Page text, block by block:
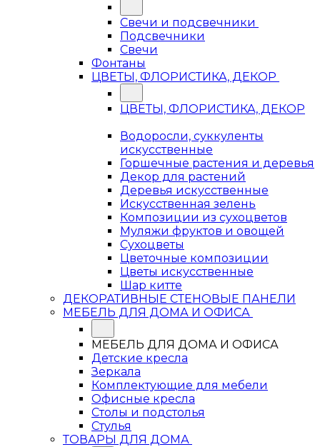
Свечи и подсвечники
Подсвечники
Свечи
Фонтаны
ЦВЕТЫ, ФЛОРИСТИКА, ДЕКОР
ЦВЕТЫ, ФЛОРИСТИКА, ДЕКОР
Водоросли, суккуленты
искусственные
Горшечные растения и деревья
Декор для растений
Деревья искусственные
Искусственная зелень
Композиции из сухоцветов
Муляжи фруктов и овощей
Сухоцветы
Цветочные композиции
Цветы искусственные
Шар китте
ДЕКОРАТИВНЫЕ СТЕНОВЫЕ ПАНЕЛИ
МЕБЕЛЬ ДЛЯ ДОМА И ОФИСА
МЕБЕЛЬ ДЛЯ ДОМА И ОФИСА
Детские кресла
Зеркала
Комплектующие для мебели
Офисные кресла
Столы и подстолья
Стулья
ТОВАРЫ ДЛЯ ДОМА